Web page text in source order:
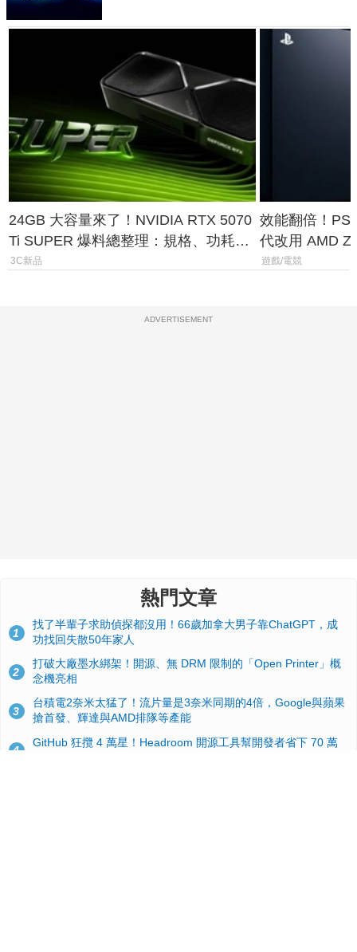
24GB 大容量來了！NVIDIA RTX 5070
Ti SUPER 爆料總整理：規格、功耗、
上市時間
3C新品
效能翻倍！
代改用 AMD
120fps 與全光
遊戲/電競
ADVERTISEMENT
熱門文章
1
找了半輩子求助偵探都沒用！66歲加拿大男子靠ChatGPT，成
功找回失散50年家人
2
打破大廠墨水綁架！開源、無 DRM 限制的「Open Printer」概
念機亮相
3
台積電2奈米太猛了！流片量是3奈米同期的4倍，Google與蘋果
搶首發、輝達與AMD排隊等產能
4
GitHub 狂攬 4 萬星！Headroom 開源工具幫開發者省下 70 萬